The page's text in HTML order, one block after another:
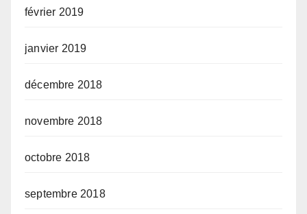
février 2019
janvier 2019
décembre 2018
novembre 2018
octobre 2018
septembre 2018